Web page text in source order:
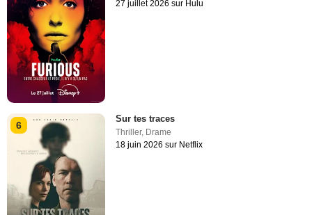
27 juillet 2026 sur Hulu
6
Sur tes traces
Thriller, Drame
18 juin 2026 sur Netflix